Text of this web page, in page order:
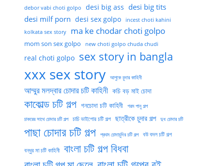
debor vabi choti golpo desi big ass desi big tits
desi milf porn desi sex golpo incest choti kahini
kolkata sex story ma ke chodar choti golpo
mom son sex golpo new choti golpo chuda chudi
real choti golpo sex story in bangla
xxx sex story আপুকে চুদার কাহিনী
আম্মুর মলদ্বার চোদার চটি কাহিনী কচি বড় মাই চোদা
কাকোল্ড চটি গল্প গনচোদা চটি কাহিনী গরম পানু গল্প
চাকরের সাথে চোদার চটি গল্প চাচি ভাইপোর চটি গল্প ছাত্রীকে চুদার গল্প দুধ চোদার চটি
পাছা চোদার চটি গল্প প্রথম চোদাচুদির চটি গল্প বউ বদল চটি গল্প
বন্ধুর মা চটি কাহিনী বাংলা চটি গল্প বিধবা